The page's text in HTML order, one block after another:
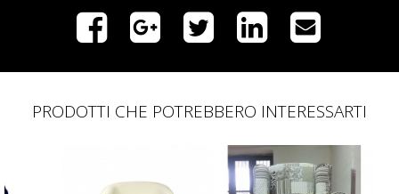
PRODOTTI CHE POTREBBERO INTERESSARTI